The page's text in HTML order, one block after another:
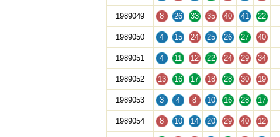
1989049 8 26 33 35 40 41 22
1989050 4 15 24 25 26 27 40
1989051 4 11 12 22 24 29 34
1989052 13 16 17 18 28 30 19
1989053 3 4 8 10 16 28 17
1989054 8 10 14 20 29 40 12